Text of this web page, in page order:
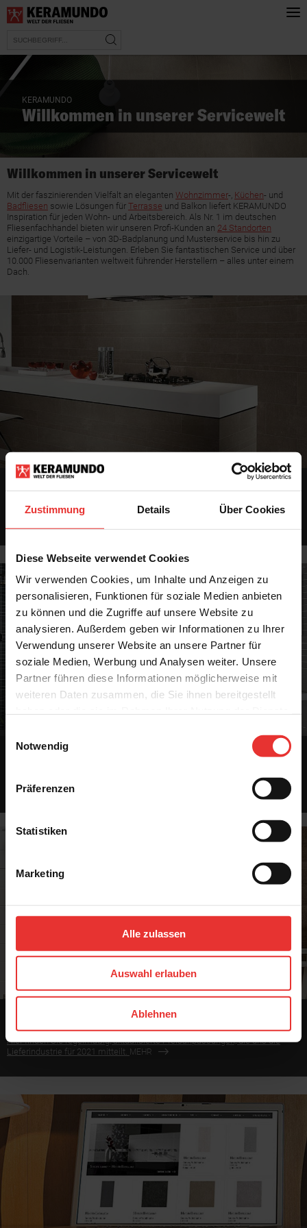
Zustimmung Details Über Cookies
Diese Webseite verwendet Cookies
Wir verwenden Cookies, um Inhalte und Anzeigen zu
personalisieren, Funktionen für soziale Medien anbieten
zu können und die Zugriffe auf unsere Website zu
analysieren. Außerdem geben wir Informationen zu Ihrer
Verwendung unserer Website an unsere Partner für
soziale Medien, Werbung und Analysen weiter. Unsere
Partner führen diese Informationen möglicherweise mit
weiteren Daten zusammen, die Sie ihnen bereitgestellt
Notwendig
Präferenzen
Statistiken
Marketing
Alle zulassen
Auswahl erlauben
Ablehnen
KERAMUNDO
Willkommen in unserer Servicewelt
Willkommen in unserer Servicewelt
Mit der faszinierenden Vielfalt an eleganten Wohnzimmer-, Küchen- und
Badfliesen sowie Lösungen für Terrasse und Balkon liefert KERAMUNDO
Inspiration für jeden Wohn- und Arbeitsbereich. Als Nr. 1 im deutschen
Fliesenfachhandel bieten wir unseren Profi-Kunden an 24 Standorten
einzigartige Vorteile – von 3D-Badplanung und Musterservice bis hin zu
Liefer- und Logistik-Leistungen. Erleben Sie fantastischen Service und über
10.000 Fliesenvarianten weltweit führender Herstellern – alles unter einem
Dach.
KFW Förderung
Für das Bau- oder Renovierungsprojekt Ihres Kunden gibt es zahlreiche
Eigenmarken
Top Eigen- und Hersteller Marken – alles aus einer Hand und zum fairen
Preis.MEHR
Preisanpassungen
Hier finden Sie regelmäßig, aktualisierte Preisanpassungen, die uns die
Lieferindustrie für 2021 mitteilt. MEHR